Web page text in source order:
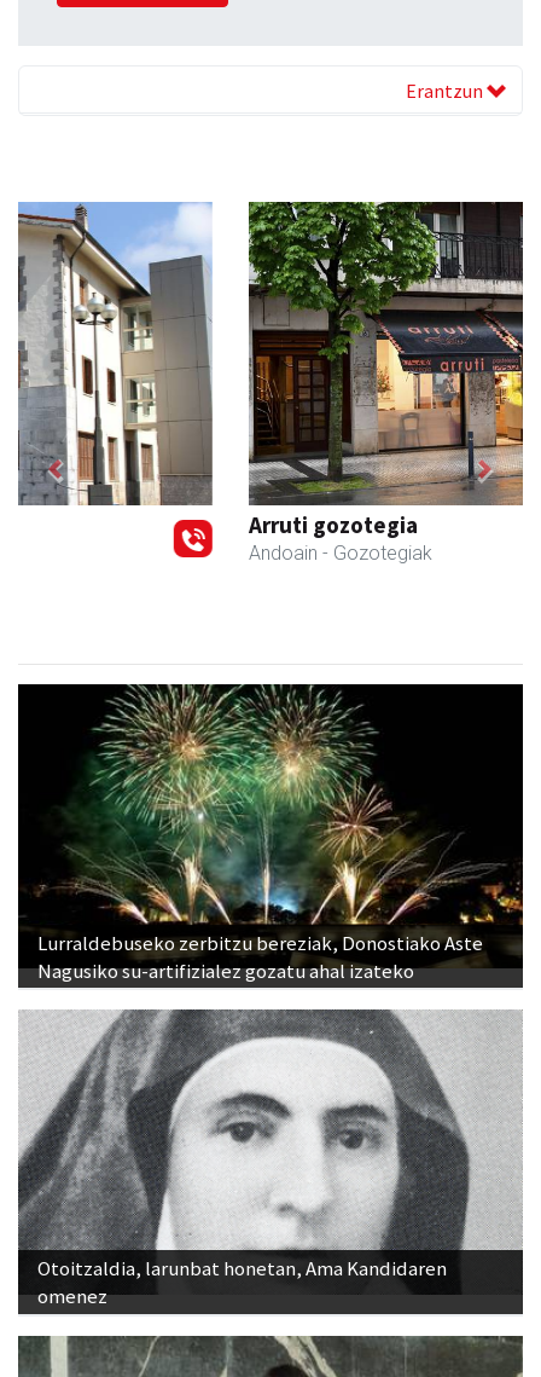
Erantzun
Arruti gozotegia
- Gozotegiak
Previous Next
Lurraldebuseko zerbitzu bereziak, Donostiako Aste
Nagusiko su-artifizialez gozatu ahal izateko
Otoitzaldia, larunbat honetan, Ama Kandidaren
omenez